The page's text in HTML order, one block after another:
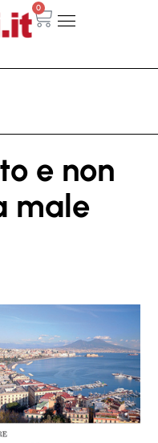
0
e non
male